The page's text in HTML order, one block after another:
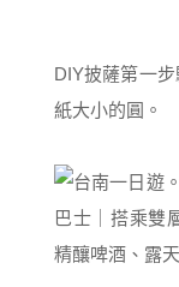
DIY披薩第一
紙大小的圓。